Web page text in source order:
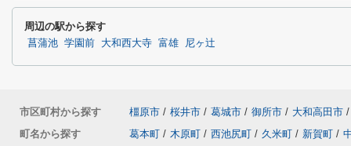
周辺の駅から探す
菖蒲池 学園前 大和西大寺 富雄 尼ヶ辻
市区町村から探す 橿原市 / 桜井市 / 葛城市 / 御所市 / 大和高田市 /
町名から探す
葛本町 / 木原町 / 西池尻町 / 久米町 / 新賀町 /